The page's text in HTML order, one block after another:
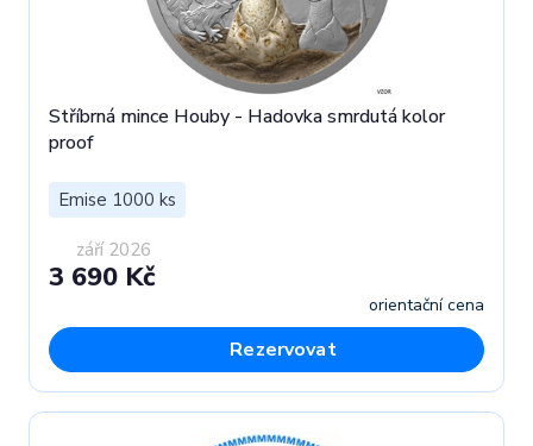
Stříbrná mince Houby - Hadovka smrdutá kolor
proof
Emise 1000 ks
září 2026
3 690 Kč
orientační cena
Rezervovat